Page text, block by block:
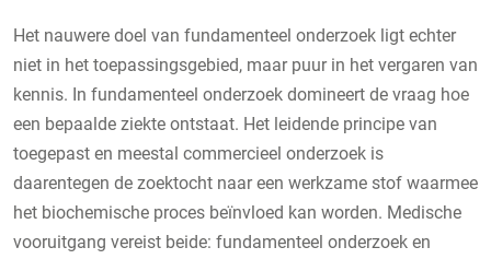
Het nauwere doel van fundamenteel onderzoek ligt echter
niet in het toepassingsgebied, maar puur in het vergaren van
kennis. In fundamenteel onderzoek domineert de vraag hoe
een bepaalde ziekte ontstaat. Het leidende principe van
toegepast en meestal commercieel onderzoek is
daarentegen de zoektocht naar een werkzame stof waarmee
het biochemische proces beïnvloed kan worden. Medische
vooruitgang vereist beide: fundamenteel onderzoek en